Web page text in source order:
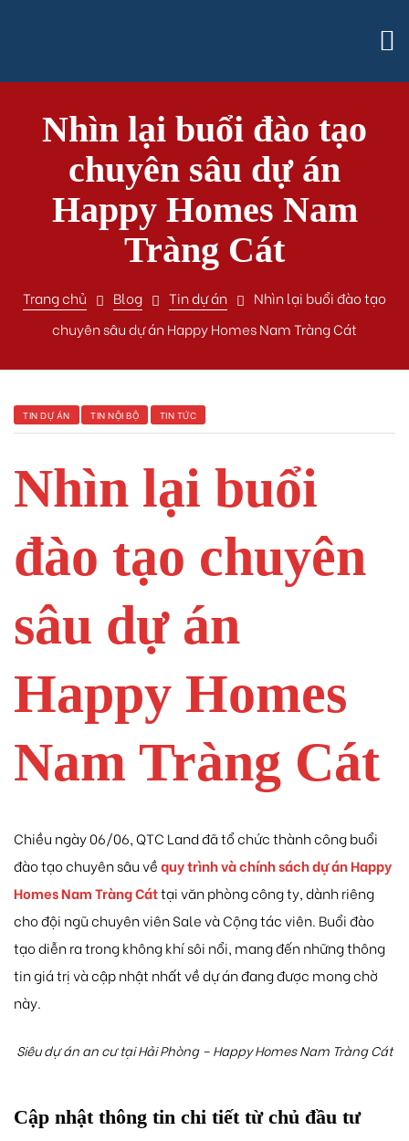
Hải
Nhìn lại buổi đào tạo
chuyên sâu dự án
Happy Homes Nam
Tràng Cát
Trang chủ Blog Tin dự án
Nhìn lại buổi đào tạo
chuyên sâu dự án Happy Homes Nam Tràng Cát
TIN DỰ ÁN TIN NỘI BỘ TIN TỨC
Nhìn lại buổi
đào tạo chuyên
sâu dự án
Happy Homes
Nam Tràng Cát
Chiều ngày 06/06, QTC Land đã tổ chức thành công buổi
đào tạo chuyên sâu vềquy trình và chính sách dự án Happy
Homes Nam Tràng Cáttại văn phòng công ty, dành riêng
cho đội ngũ chuyên viên Sale và Cộng tác viên. Buổi đào
tạo diễn ra trong không khí sôi nổi, mang đến những thông
tin giá trị và cập nhật nhất về dự án đang được mong chờ
này.
Siêu dự án an cư tại Hải Phòng – Happy Homes Nam Tràng Cát
Cập nhật thông tin chi tiết từ chủ đầu tư